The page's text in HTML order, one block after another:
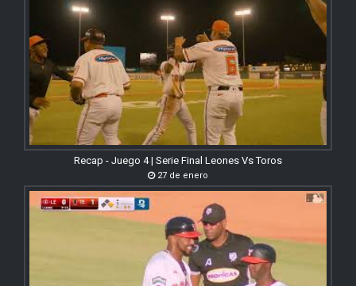
Recap - Juego 4 | Serie Final Leones Vs Toros
27 de enero